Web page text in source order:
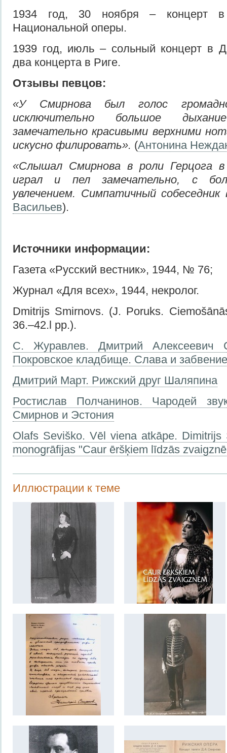
1934 год, 30 ноября – концерт в
Национальной оперы.
1939 год, июль – сольный концерт в
два концерта в Риге.
Отзывы певцов:
«У Смирнова был голос
исключительно большое
замечательно красивыми верхними
искусно филировать». (Антонина
«Слышал Смирнова в роли Герцога
играл и пел замечательно, с
увлечением. Симпатичный собеседник
Васильев).
Источники информации:
Газета «Русский вестник», 1944, № 76;
Журнал «Для всех», 1944, некролог.
Dmitrijs Smirnovs. (J. Poruks.
36.–42.l pp.).
С. Журавлев. Дмитрий
Покровское кладбище. Слава и
Дмитрий Март. Рижский друг Шаляпина
Ростислав Полчанинов. Чародей
Смирнов и Эстония
Olafs Seviško. Vēl viena atkāpe. Dimitrijs
monogrāfijas "Caur ēršķiem līdzās
Иллюстрации к теме